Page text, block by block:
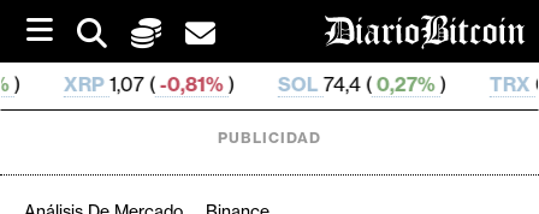
i
p
t
o
) SOL74,4 (0,27%) TRX 0,327 793 ( -
PUBLICIDAD